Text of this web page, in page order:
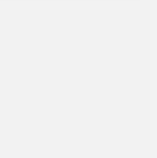
tilmelde dig som